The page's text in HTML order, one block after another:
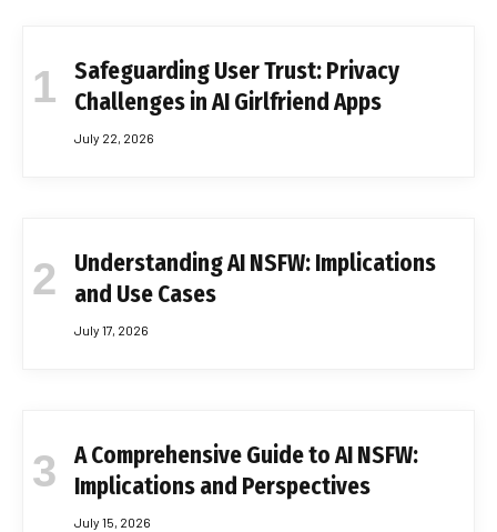
Safeguarding User Trust: Privacy
Challenges in AI Girlfriend Apps
July 22, 2026
Understanding AI NSFW: Implications
and Use Cases
July 17, 2026
A Comprehensive Guide to AI NSFW:
Implications and Perspectives
July 15, 2026